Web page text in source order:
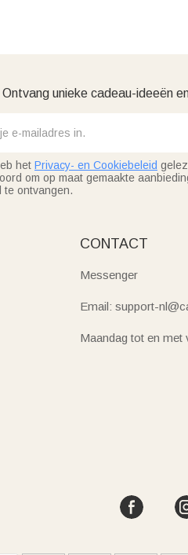
Ontvang unieke cadeau-ideeën
het Privacy- en Cookiebeleid
om op maat gemaakte
te ontvangen.
CONTACT
Messenger
Email: support-
Maandag tot en met